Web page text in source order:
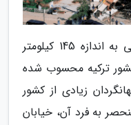
شهر ساحلی آنتالیا با ساحل زیبایی به اندازه 145 کیلومتر
ترکیه محسوب شده
زیادی از کشور
به فرد آن، خیابان